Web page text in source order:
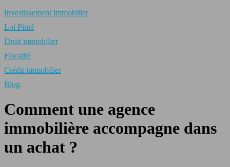
Investissement immobilier
Loi Pinel
Droit immobilier
Fiscalité
Crédit immobilier
Blog
Comment une agence
immobilière accompagne dans
un achat ?